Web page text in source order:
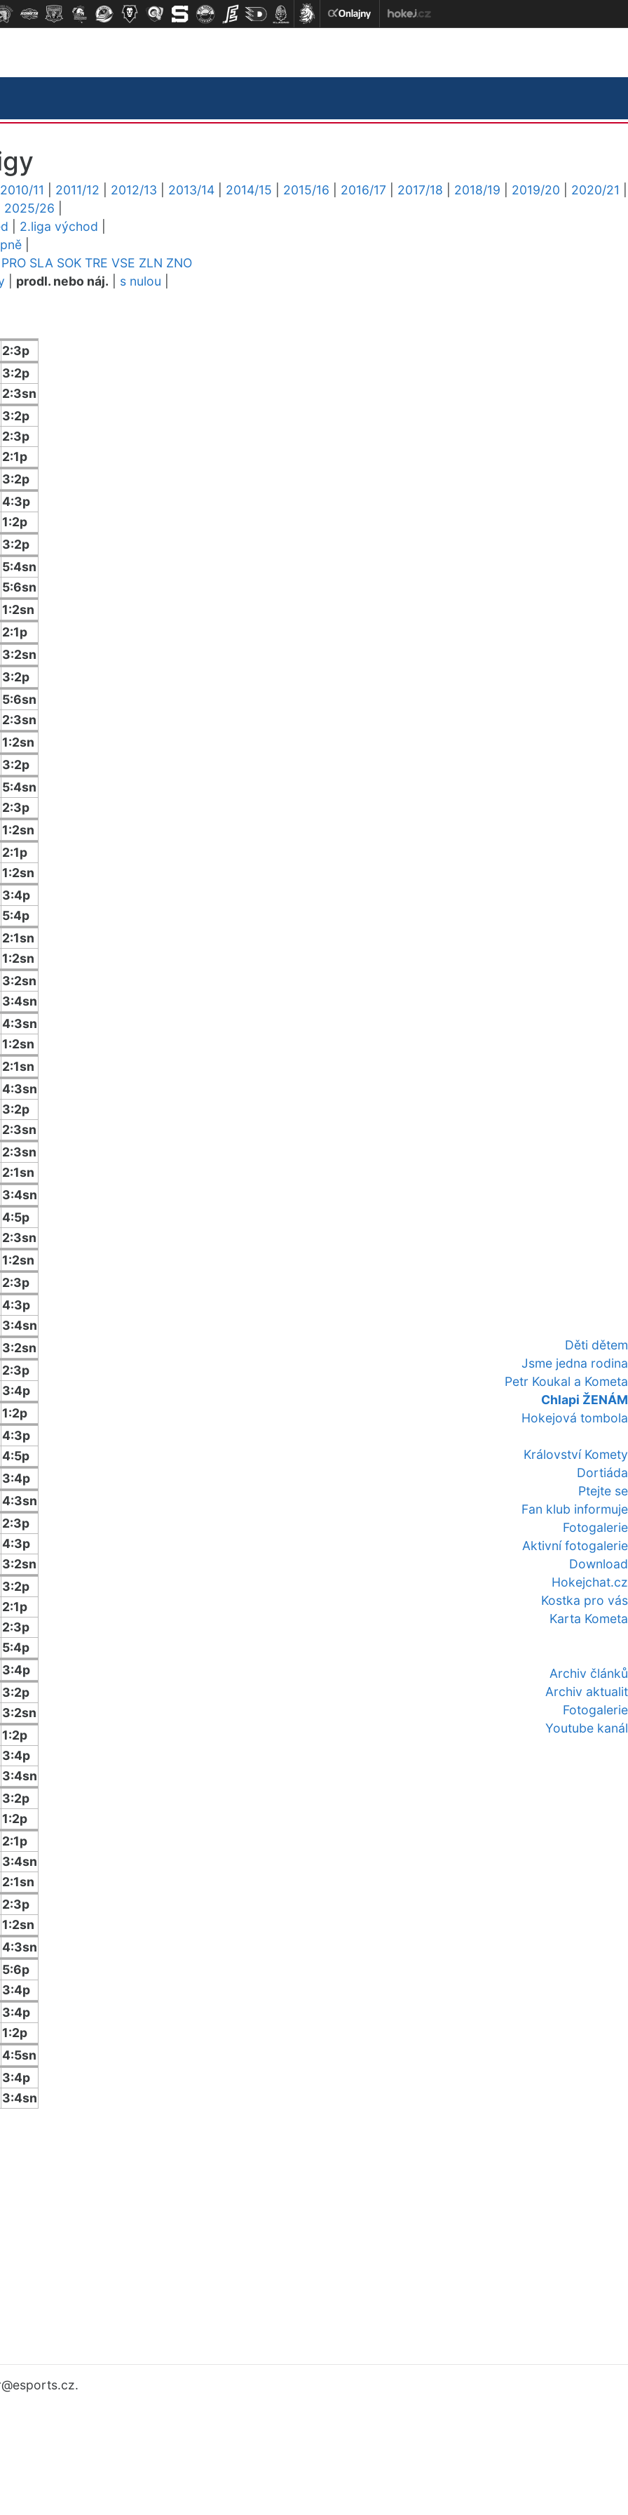
Děti dětem
Jsme jedna rodina
Petr Koukal a Kometa
Chlapi ŽENÁM
Hokejová tombola
Království Komety
Dortiáda
Ptejte se
Fan klub informuje
Fotogalerie
Aktivní fotogalerie
Download
Hokejchat.cz
Kostka pro vás
Karta Kometa
Archiv článků
Archiv aktualit
Fotogalerie
Youtube kanál
2010/11 2011/12 2012/13 2013/14 2014/15 2015/16 2016/17 2017/18 2018/19 2019/20 2020/21
2025/26
2.liga východ
PRO SLA SOK TRE VSE ZLN ZNO
prodl. nebo náj. s nulou
2:3p
3:2p
2:3sn
3:2p
2:3p
2:1p
3:2p
4:3p
1:2p
3:2p
5:4sn
5:6sn
1:2sn
2:1p
3:2sn
3:2p
5:6sn
2:3sn
1:2sn
3:2p
5:4sn
2:3p
1:2sn
2:1p
1:2sn
3:4p
5:4p
2:1sn
1:2sn
3:2sn
3:4sn
4:3sn
1:2sn
2:1sn
4:3sn
3:2p
2:3sn
2:3sn
2:1sn
3:4sn
4:5p
2:3sn
1:2sn
2:3p
4:3p
3:4sn
3:2sn
2:3p
3:4p
1:2p
4:3p
4:5p
3:4p
4:3sn
2:3p
4:3p
3:2sn
3:2p
2:1p
2:3p
5:4p
3:4p
3:2p
3:2sn
1:2p
3:4p
3:4sn
3:2p
1:2p
2:1p
3:4sn
2:1sn
2:3p
1:2sn
4:3sn
5:6p
3:4p
3:4p
1:2p
4:5sn
3:4p
3:4sn
@esports.cz.